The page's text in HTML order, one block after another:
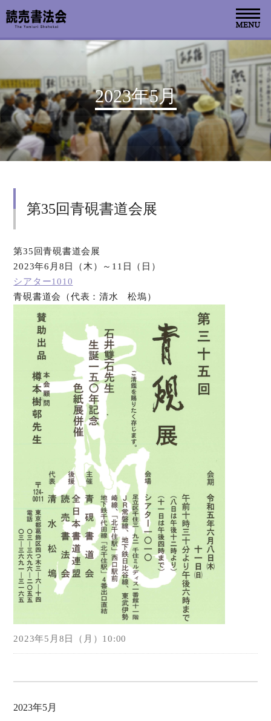
2023年5月
第35回青硯書道会展
第35回青硯書道会展
2023年6月8日（木）～11日（日）
シアター1010
青硯書道会（代表：清水 松塢）
2023年5月8日（月）10:00
2023年5月
お知らせ
読売書法会について
読売書法展
関連書道展
デジタルアーカイブ
オンラインショップ
お問い合わせ